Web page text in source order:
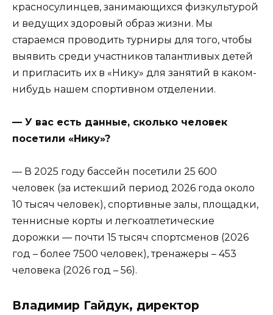
красносулинцев, занимающихся физкультурой
и ведущих здоровый образ жизни. Мы
стараемся проводить турниры для того, чтобы
выявить среди участников талантливых детей
и пригласить их в «Нику» для занятий в каком-
нибудь нашем спортивном отделении.
— У вас есть данные, сколько человек
посетили «Нику»?
— В 2025 году бассейн посетили 25 600
человек (за истекший период 2026 года около
10 тысяч человек), спортивные залы, площадки,
теннисные корты и легкоатлетические
дорожки — почти 15 тысяч спортсменов (2026
год – более 7500 человек), тренажеры – 453
человека (2026 год – 56).
Владимир Гайдук, директор